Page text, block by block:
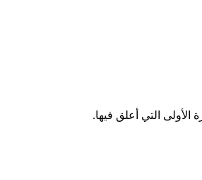
الأولى التي أعلق فيها.